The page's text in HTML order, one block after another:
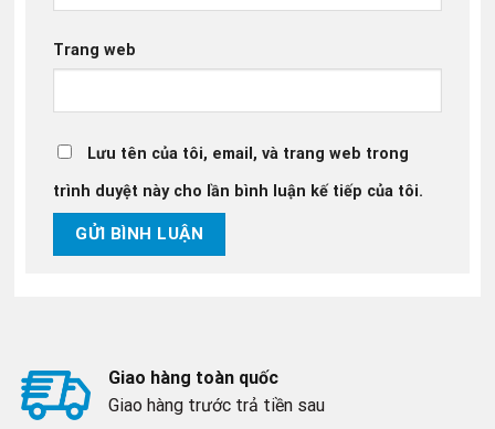
Trang web
Lưu tên của tôi, email, và trang web trong
trình duyệt này cho lần bình luận kế tiếp của tôi.
Giao hàng toàn quốc
Giao hàng trước trả tiền sau